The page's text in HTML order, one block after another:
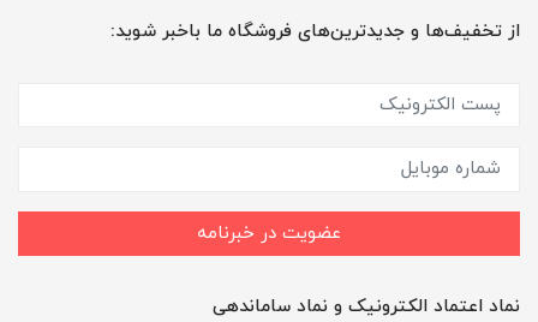
از تخفیف‌ها و جدیدترین‌های فروشگاه ما باخبر شوید:
عضویت در خبرنامه
نماد اعتماد الکترونیک و نماد ساماندهی